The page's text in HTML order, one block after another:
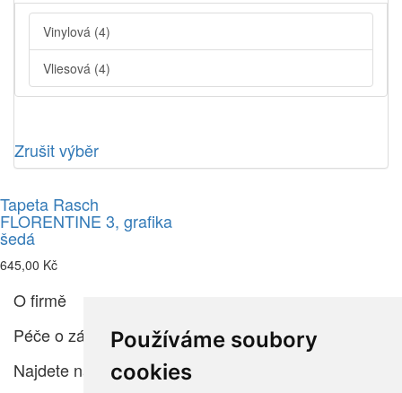
Používáme soubory
cookies
Vinylová (4)
Vliesová (4)
Zrušit výběr
Tapeta Rasch
FLORENTINE 3, grafika
šedá
645,00 Kč
O firmě
Péče o zákazníka
Najdete nás